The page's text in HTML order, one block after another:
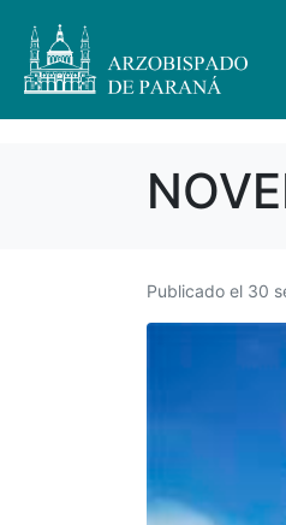
Publicado el 30